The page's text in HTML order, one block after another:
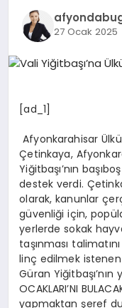
SAĞLIK
SIYASET
SPOR
YAŞAM
27 Ocak 2025
[ad_1]
Afyonkarahisar
Çetinkaya,
Yiğitbaşı’nın
destek verdi.
olarak, kanunlar
güvenliği için,
yerlerde sokak
taşınması
linç edilmek istenen
Güran Yiğitbaşı’nın
OCAKLARI’NI
yapmaktan şeref